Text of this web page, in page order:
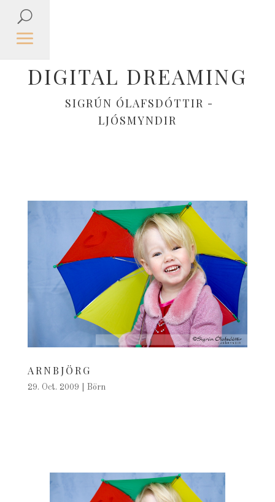
DIGITAL DREAMING
SIGRÚN ÓLAFSDÓTTIR -
LJÓSMYNDIR
ARNBJÖRG
29. Oct. 2009 Börn